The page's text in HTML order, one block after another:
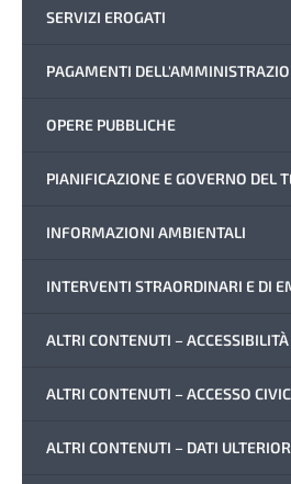
SERVIZI EROGATI
PAGAMENTI
OPERE PUBBLICHE
PIANIFICAZIONE E GOVERNO DEL
INFORMAZIONI AMBIENTALI
INTERVENTI STRAORDINARI E DI
ALTRI CONTENUTI – ACCESSIBILITÀ
ALTRI CONTENUTI – ACCESSO
ALTRI CONTENUTI – DATI